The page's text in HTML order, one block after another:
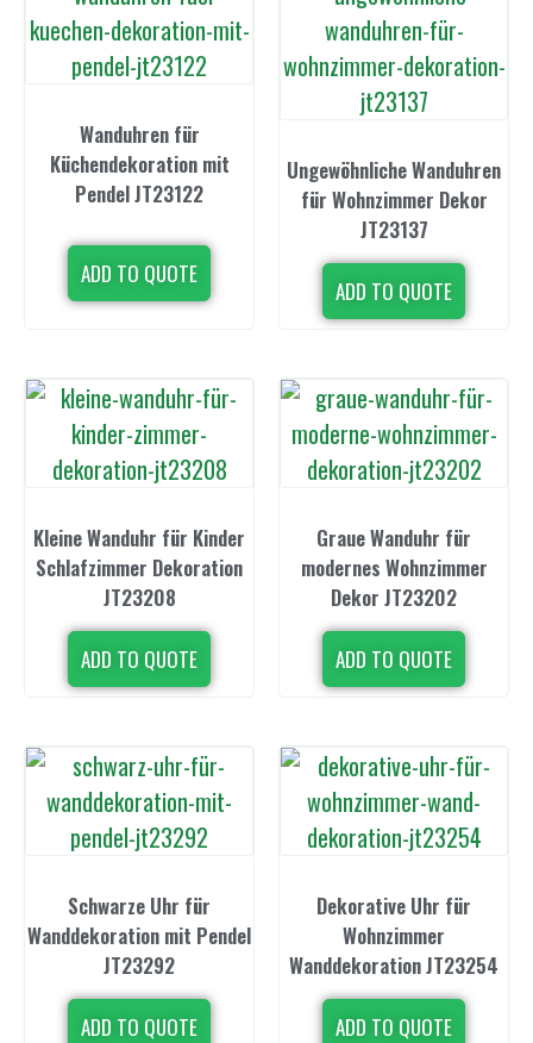
Wanduhren für
Küchendekoration mit
Pendel JT23122
ADD TO QUOTE
Ungewöhnliche Wanduhren
für Wohnzimmer Dekor
JT23137
ADD TO QUOTE
Kleine Wanduhr für Kinder
Schlafzimmer Dekoration
JT23208
ADD TO QUOTE
Graue Wanduhr für
modernes Wohnzimmer
Dekor JT23202
ADD TO QUOTE
Schwarze Uhr für
Wanddekoration mit Pendel
JT23292
ADD TO QUOTE
Dekorative Uhr für
Wohnzimmer
Wanddekoration JT23254
ADD TO QUOTE